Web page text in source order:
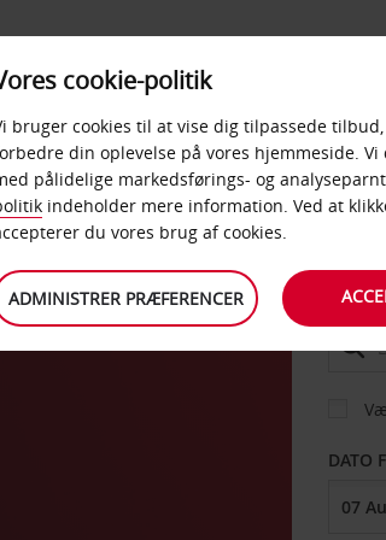
PRODUKTER &
KONTORER
DATO
cookie-politik
bruger cookies til at vise dig tilpassede
din oplevelse på vores hjemmeside. Vi
pålidelige markedsførings- og
indeholder mere information. Ved at klikke
du vores brug af cookies.
ADMINISTRER PRÆFERENCER